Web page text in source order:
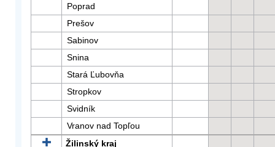
Poprad
Prešov
Sabinov
Snina
Stará Ľubovňa
Stropkov
Svidník
Vranov nad Topľou
Žilinský kraj